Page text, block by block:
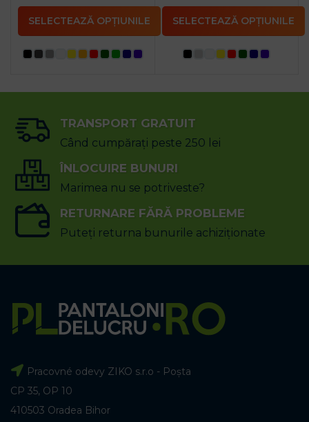
SELECTEAZĂ OPȚIUNILE SELECTEAZĂ OPȚIUNILE
TRANSPORT GRATUIT
Când cumpărați peste 250 lei
ÎNLOCUIRE BUNURI
Marimea nu se potriveste?
RETURNARE FĂRĂ PROBLEME
Puteți returna bunurile achiziționate
Pracovné odevy ZIKO s.r.o - Poșta
CP 35, OP 10
410503 Oradea Bihor